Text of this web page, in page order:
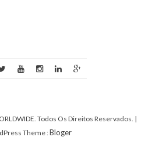
Todos Os Direitos Reservados. |
Theme :Bloger